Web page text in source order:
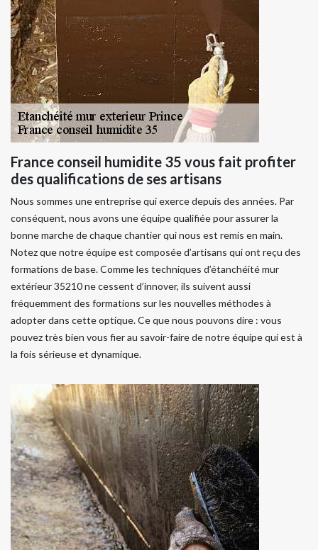
France conseil humidite 35 vous fait profiter
des qualifications de ses artisans
Nous sommes une entreprise qui exerce depuis des années. Par
conséquent, nous avons une équipe qualifiée pour assurer la
bonne marche de chaque chantier qui nous est remis en main.
Notez que notre équipe est composée d’artisans qui ont reçu des
formations de base. Comme les techniques d’étanchéité mur
extérieur 35210 ne cessent d’innover, ils suivent aussi
fréquemment des formations sur les nouvelles méthodes à
adopter dans cette optique. Ce que nous pouvons dire : vous
pouvez très bien vous fier au savoir-faire de notre équipe qui est à
la fois sérieuse et dynamique.